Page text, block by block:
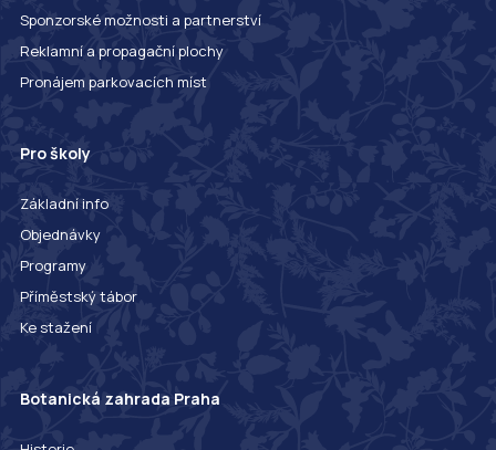
Sponzorské možnosti a partnerství
Reklamní a propagační plochy
Pronájem parkovacích míst
Pro školy
Základní info
Objednávky
Programy
Příměstský tábor
Ke stažení
Botanická zahrada Praha